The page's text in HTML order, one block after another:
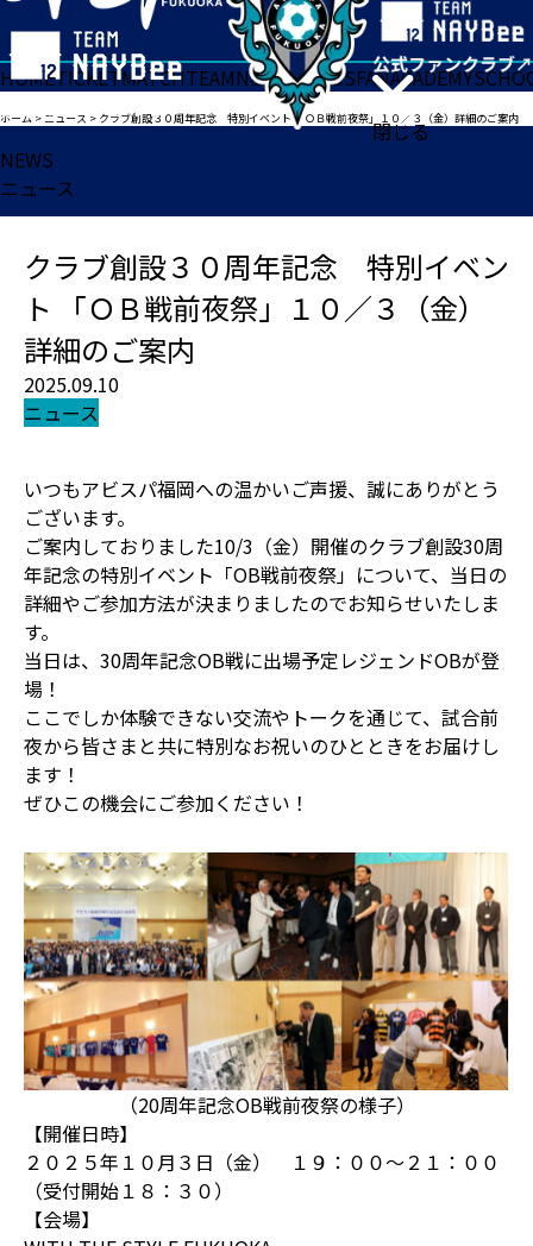
閉じる
HOMETICKETMATCHTEAMNEWSGOODSFANACADEMY
ホーム >ニュース > クラブ創設３０周年記念 特別イベント 「ＯＢ戦前夜祭」１０／３（金）詳細のご案内
NEWS
ニュース
クラブ創設３０周年記念 特別イベン
ト 「ＯＢ戦前夜祭」１０／３（金）
詳細のご案内
2025.09.10
ニュース
いつもアビスパ福岡への温かいご声援、誠にありがとう
ございます。
ご案内しておりました10/3（金）開催のクラブ創設30周
年記念の特別イベント「OB戦前夜祭」について、当日の
詳細やご参加方法が決まりましたのでお知らせいたしま
す。
当日は、30周年記念OB戦に出場予定レジェンドOBが登
場！
ここでしか体験できない交流やトークを通じて、試合前
夜から皆さまと共に特別なお祝いのひとときをお届けし
ます！
ぜひこの機会にご参加ください！
（20周年記念OB戦前夜祭の様子）
【開催日時】
２０２５年１０月３日（金） １９：００～２１：００
（受付開始１８：３０）
【会場】